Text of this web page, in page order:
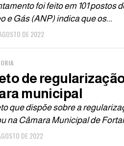
foi feito em 101
e Gás (ANP) indica que os...
DE 2022
de
municipal
que dispõe sobre a
na Câmara Municipal de
DE 2022